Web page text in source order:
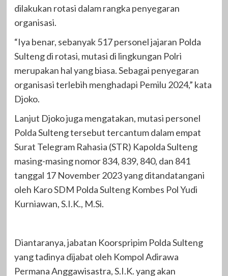
dilakukan rotasi dalam rangka penyegaran
organisasi.
“Iya benar, sebanyak 517 personel jajaran Polda
Sulteng di rotasi, mutasi di lingkungan Polri
merupakan hal yang biasa. Sebagai penyegaran
organisasi terlebih menghadapi Pemilu 2024,” kata
Djoko.
Lanjut Djoko juga mengatakan, mutasi personel
Polda Sulteng tersebut tercantum dalam empat
Surat Telegram Rahasia (STR) Kapolda Sulteng
masing-masing nomor 834, 839, 840, dan 841
tanggal 17 November 2023 yang ditandatangani
oleh Karo SDM Polda Sulteng Kombes Pol Yudi
Kurniawan, S.I.K., M.Si.
Diantaranya, jabatan Koorspripim Polda Sulteng
yang tadinya dijabat oleh Kompol Adirawa
Permana Anggawisastra, S.I.K. yang akan